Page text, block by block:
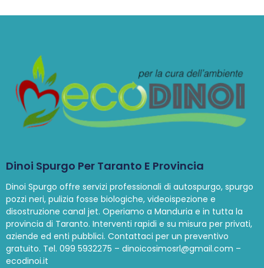
Dinoi Spurgo Per Taranto E Provincia
Dinoi Spurgo offre servizi professionali di autospurgo, spurgo
pozzi neri, pulizia fosse biologiche, videoispezione e
disostruzione canal jet. Operiamo a Manduria e in tutta la
provincia di Taranto. Interventi rapidi e su misura per privati,
aziende ed enti pubblici. Contattaci per un preventivo
gratuito. Tel. 099 5932275 – dinoicosimosrl@gmail.com –
ecodinoi.it